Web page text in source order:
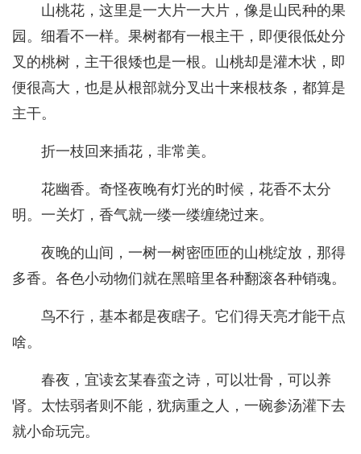
山桃花，这里是一大片一大片，像是山民种的果
园。细看不一样。果树都有一根主干，即便很低处分
叉的桃树，主干很矮也是一根。山桃却是灌木状，即
便很高大，也是从根部就分叉出十来根枝条，都算是
主干。
折一枝回来插花，非常美。
花幽香。奇怪夜晚有灯光的时候，花香不太分
明。一关灯，香气就一缕一缕缠绕过来。
夜晚的山间，一树一树密匝匝的山桃绽放，那得
多香。各色小动物们就在黑暗里各种翻滚各种销魂。
鸟不行，基本都是夜瞎子。它们得天亮才能干点
啥。
春夜，宜读玄某春蛮之诗，可以壮骨，可以养
肾。太怯弱者则不能，犹病重之人，一碗参汤灌下去
就小命玩完。